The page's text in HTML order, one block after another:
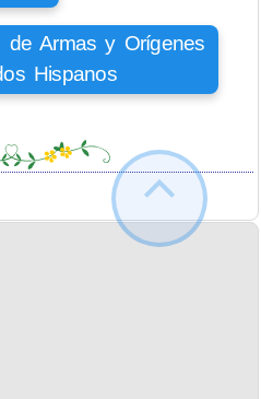
de Armas y Orígenes
Hispanos